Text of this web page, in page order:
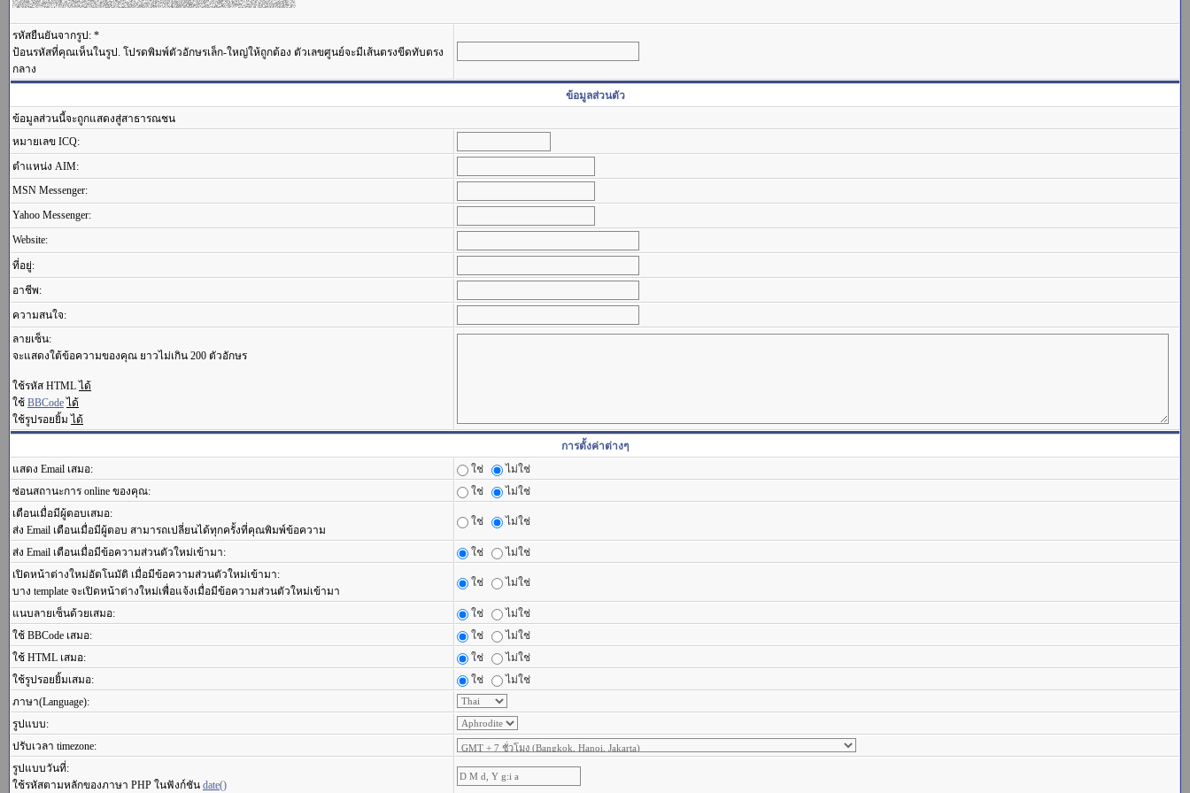
รหัสยืนยันจากรูป: *
ป้อนรหัสที่คุณเห็นในรูป. โปรดพิมพ์ตัวอักษรเล็ก-ใหญ่ให้ถูกต้อง ตัวเลขศูนย์จะมีเส้นตรงขีดทับตรง
กลาง
ข้อมูลส่วนตัว
ข้อมูลส่วนนี้จะถูกแสดงสู่สาธารณชน
หมายเลข ICQ:
ตำแหน่ง AIM:
MSN Messenger:
Yahoo Messenger:
Website:
ที่อยู่:
อาชีพ:
ความสนใจ:
ลายเซ็น:
จะแสดงใต้ข้อความของคุณ ยาวไม่เกิน 200 ตัวอักษร
ใช้รหัส HTML ได้
ใช้ BBCode ได้
ใช้รูปรอยยิ้ม ได้
การตั้งค่าต่างๆ
แสดง Email เสมอ:
ใช่
ไม่ใช่
ซ่อนสถานะการ online ของคุณ:
ใช่
ไม่ใช่
เตือนเมื่อมีผู้ตอบเสมอ:
ส่ง Email เตือนเมื่อมีผู้ตอบ สามารถเปลี่ยนได้ทุกครั้งที่คุณพิมพ์ข้อความ
ใช่ ไม่ใช่
ส่ง Email เตือนเมื่อมีข้อความส่วนตัวใหม่เข้ามา: ใช่
ไม่ใช่
เปิดหน้าต่างใหม่อัตโนมัติ เมื่อมีข้อความส่วนตัวใหม่เข้ามา:
บาง template จะเปิดหน้าต่างใหม่เพื่อแจ้งเมื่อมีข้อความส่วนตัวใหม่เข้ามา
ใช่ ไม่ใช่
แนบลายเซ็นด้วยเสมอ: ใช่
ไม่ใช่
ใช้ BBCode เสมอ:
ใช่
ไม่ใช่
ใช้ HTML เสมอ:
ใช่
ไม่ใช่
ใช้รูปรอยยิ้มเสมอ:
ใช่
ไม่ใช่
ภาษา(Language):
รูปแบบ:
ปรับเวลา timezone:
รูปแบบวันที่:
ใช้รหัสตามหลักของภาษา PHP ในฟังก์ชัน date()